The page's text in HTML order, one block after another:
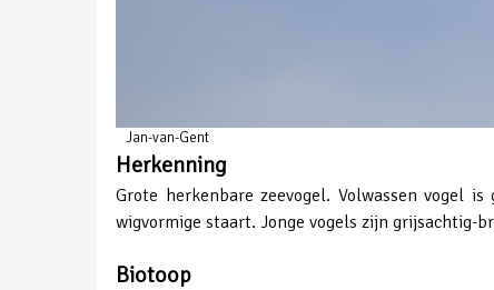
Jan-van-Gent
Herkenning
Grote herkenbare zeevogel. Volwassen vogel
wigvormige staart. Jonge vogels zijn grijsachtig-
Biotoop